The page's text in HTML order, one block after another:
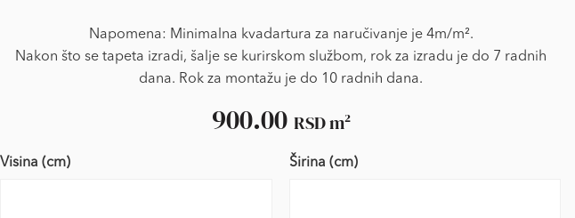
Napomena: Minimalna kvadartura za naručivanje je 4m/m².
Nakon što se tapeta izradi, šalje se kurirskom službom, rok za izradu je do 7 radnih
dana. Rok za montažu je do 10 radnih dana.
900.00 RSDm²
Visina (cm) Širina (cm)